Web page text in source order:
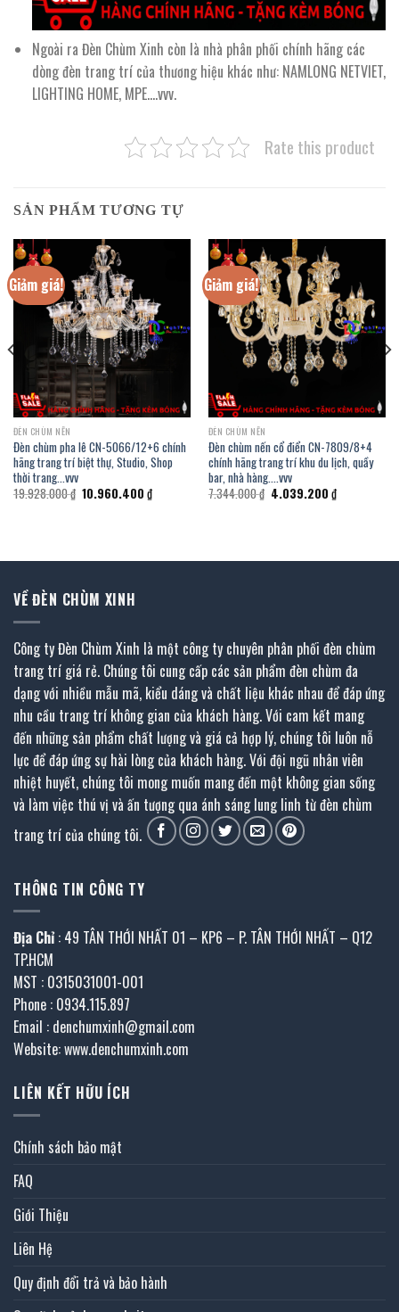
Ngoài ra Đèn Chùm Xinh còn là nhà phân phối chính hãng các
dòng đèn trang trí của thương hiệu khác như: NAMLONG NETVIET,
LIGHTING HOME, MPE….vvv.
Rate this product
SẢN PHẨM TƯƠNG TỰ
Giảm giá!
ĐÈN CHÙM NẾN
Đèn chùm pha lê CN-5066/12+6 chính
hãng trang trí biệt thự, Studio, Shop
thời trang…vvv
19.928.000₫ Giá
gốc
10.960.400 ₫Giá
hiện
Giảm giá!
ĐÈN CHÙM NẾN
Đèn chùm nến cổ điển CN-7809/8+4
chính hãng trang trí khu du lịch, quầy
bar, nhà hàng….vvv
7.344.000₫ Giá
gốc
4.039.200 ₫Giá
hiện
VỀ ĐÈN CHÙM XINH
Công ty Đèn Chùm Xinh là một công ty chuyên phân phối đèn chùm
trang trí giá rẻ. Chúng tôi cung cấp các sản phẩm đèn chùm đa
dạng với nhiều mẫu mã, kiểu dáng và chất liệu khác nhau để đáp ứng
nhu cầu trang trí không gian của khách hàng. Với cam kết mang
đến những sản phẩm chất lượng và giá cả hợp lý, chúng tôi luôn nỗ
lực để đáp ứng sự hài lòng của khách hàng. Với đội ngũ nhân viên
nhiệt huyết, chúng tôi mong muốn mang đến một không gian sống
và làm việc thú vị và ấn tượng qua ánh sáng lung linh từ đèn chùm
trang trí của chúng tôi.
THÔNG TIN CÔNG TY
Địa Chỉ : 49 TÂN THỚI NHẤT 01 – KP6 – P. TÂN THỚI NHẤT – Q12
TP.HCM
MST : 0315031001-001
Phone : 0934.115.897
Email : denchumxinh@gmail.com
Website: www.denchumxinh.com
LIÊN KẾT HỮU ÍCH
Chính sách bảo mật
FAQ
Giới Thiệu
Liên Hệ
Quy định đổi trả và bảo hành